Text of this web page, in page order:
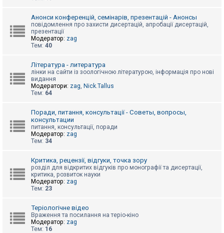
П
м
о
г
Анонси конференцій, семінарів, презентацій - Анонсы
повідомлення про захисти дисертацій, апробації дисертацій,
презентації
Модератор: zag
Тем: 40
Література - литература
лінки на сайти із зоологічною літературою, інформація про нові
видання
Модератори: zag, Nick.Tallus
Тем: 64
Поради, питання, консультації - Советы, вопросы,
консультации
питання, консультації, поради
Модератор: zag
Тем: 34
Критика, рецензії, відгуки, точка зору
розділ для відкритих відгуків про монографії та дисертації,
критика, розвиток науки
Модератор: zag
Тем: 23
Теріологічне відео
Враження та посилання на теріо-кіно
Модератор: zag
Тем: 16